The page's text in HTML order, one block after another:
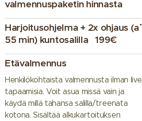
valmennuspaketin hinnasta
Harjoitusohjelma + 2x ohjaus (a´`
55 min) kuntosalilla 199€
Etävalmennus
Henkilökohtaista valmennusta ilman live
tapaamisia. Voit asua missä vain ja
käydä millä tahansa salilla/treenata
kotona. Sisältää alkukartoituksen